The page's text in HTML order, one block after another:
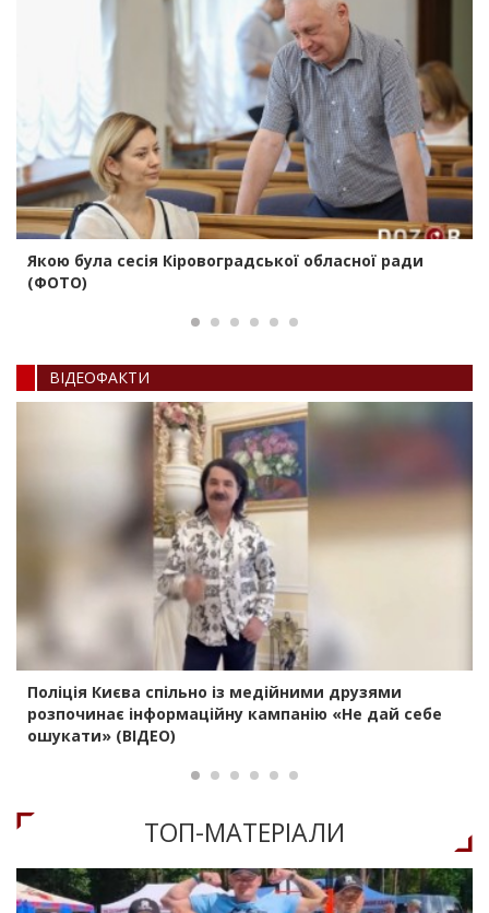
Якою була сесія Кіровоградської обласної ради
(ФОТО)
ВIДЕОФАКТИ
Поліція Києва спільно із медійними друзями
розпочинає інформаційну кампанію «Не дай себе
ошукати» (ВІДЕО)
ТОП-МАТЕРIАЛИ